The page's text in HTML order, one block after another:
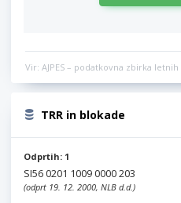
Vir: AJPES – podatkovna zbirka
TRR in blokade
Odprtih: 1
SI56 0201 1009 0000 203
(odprt 19. 12. 2000, NLB d.d.)